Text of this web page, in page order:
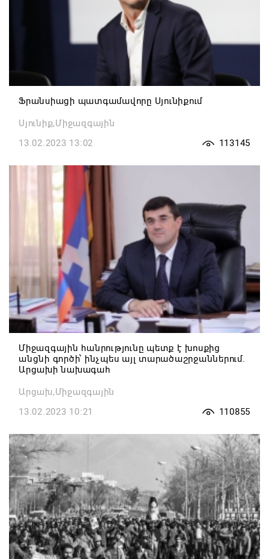
Ֆրանսիացի պատգամավորը Սյունիքում
Սյունիք,Միջազգային
13.02.2023 13:02
113145
Միջազգային հանրությունը պետք է խոսքից
անցնի գործի՝ ինչպես այլ տարածաշրջաններում.
Արցախի նախագահ
Արցախ,Միջազգային
13.02.2023 10:21
110855